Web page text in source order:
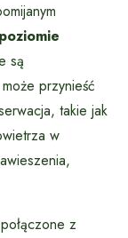
są
przynieść
takie jak
w
z